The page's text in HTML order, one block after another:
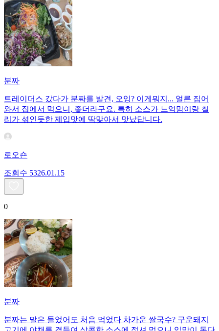
분짜
트레이더스 갔다가 분짜를 발견, 오잉? 이게뭐지... 얼른 집어
와서 집에서 먹으니, 좋더라구요. 특히 소스가 느억맘이랑 칠
리가 섞인듯한 제입맛에 딱맞아서 맛났답니다.
로오숀
조회수 5326.01.15
0
분짜
분짜는 말은 들었어도 처음 먹었다 차가운 쌀국수? 구운돼지